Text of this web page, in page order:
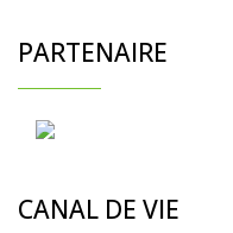
PARTENAIRE
CANAL DE VIE